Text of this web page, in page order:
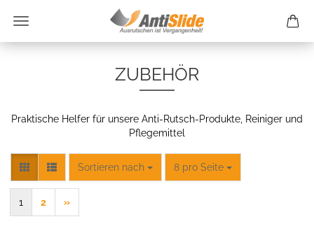
ZUBEHÖR
Praktische Helfer für unsere Anti-Rutsch-Produkte, Reiniger und
Pflegemittel
Sortieren nach
Sortieren nach 8 pro Seite
pro Seite
1 2 »